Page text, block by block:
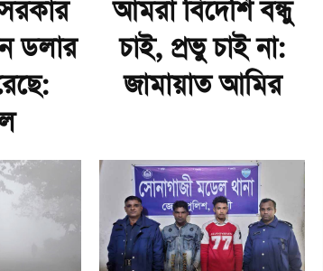
ডলার
আমরা বিদেশি বন্ধু
চাই, প্রভু চাই না:
জামায়াত আমির